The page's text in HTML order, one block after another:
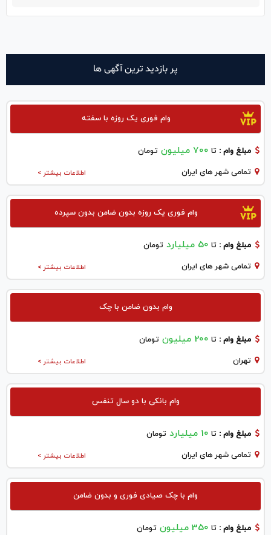
پر بازدید ترین آگهی ها
وام فوری یک روزه با سفته
مبلغ وام : تا 700 میلیون تومان
اطلاعات بیشتر > تمامی شهر های ایران
وام فوری یک روزه بدون ضامن بدون سپرده
مبلغ وام : تا 50 میلیارد تومان
اطلاعات بیشتر > تمامی شهر های ایران
وام بدون ضامن با چک
مبلغ وام : تا 200 میلیون تومان
اطلاعات بیشتر > تهران
وام بانکی با دو سال تنفس
مبلغ وام : تا 10 میلیارد تومان
اطلاعات بیشتر > تمامی شهر های ایران
وام با چک صیادی فوری و بدون ضامن
مبلغ وام : تا 350 میلیون تومان